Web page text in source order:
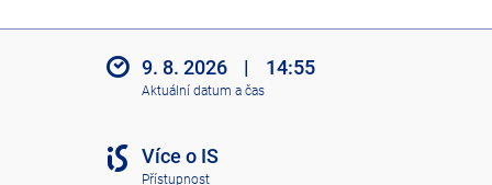
9. 8. 2026 | 14:55
Aktuální datum a čas
Více o IS
Přístupnost